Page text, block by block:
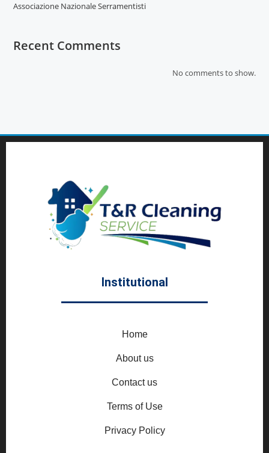
Associazione Nazionale Serramentisti
Recent Comments
No comments to show.
Institutional
Home
About us
Contact us
Terms of Use
Privacy Policy